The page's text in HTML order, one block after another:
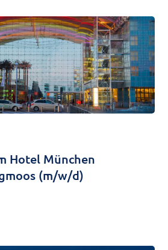
Hotel München
(m/w/d)